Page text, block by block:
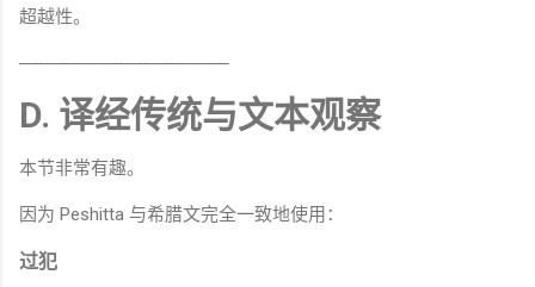
超越性。
────────────────
D. 译经传统与文本观察
本节非常有趣。
因为 Peshitta 与希腊文完全一致地使用：
过犯